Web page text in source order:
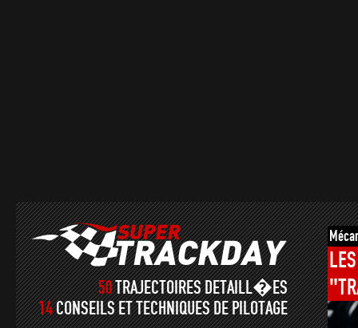
50TRAJECTOIRES DETAILL�ES
14CONSEILS ET TECHNIQUES DE PILOTAGE
LES